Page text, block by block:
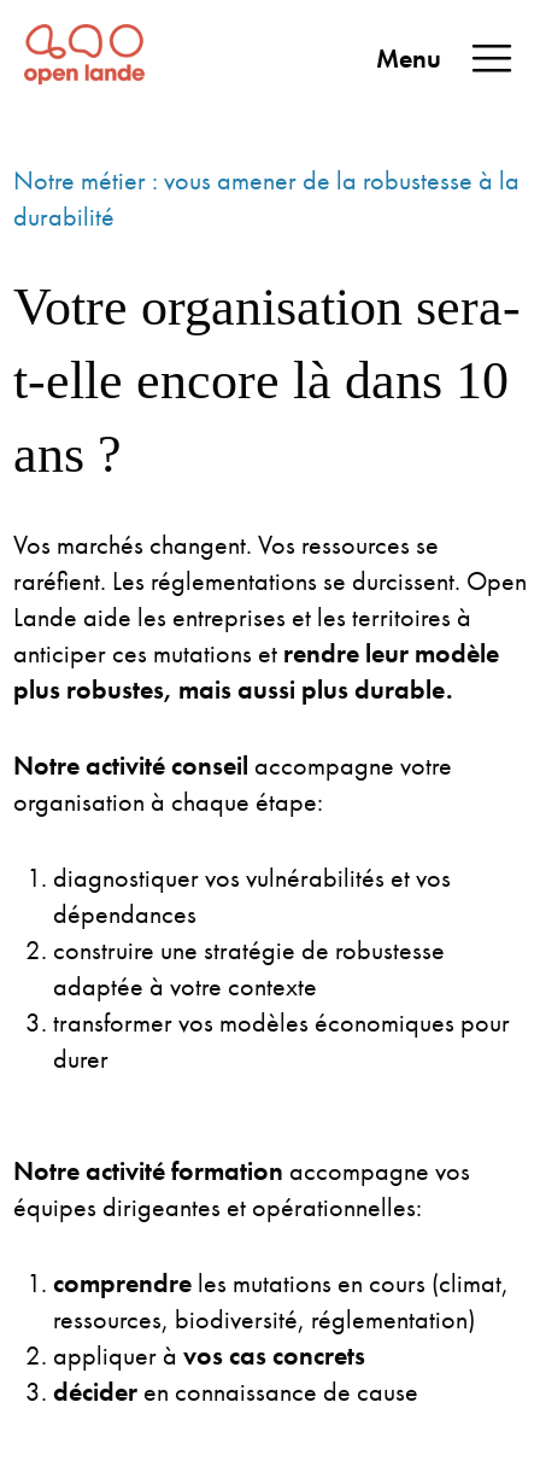
Aller
directement
au
Menu
Notre métier : vous amener de la robustesse à la
durabilité
Votre organisation sera-
t-elle encore là dans 10
ans ?
Vos marchés changent. Vos ressources se
raréfient. Les réglementations se durcissent. Open
Lande aide les entreprises et les territoires à
anticiper ces mutations et rendre leur modèle
plus robustes, mais aussi plus durable.
Notre activité conseil accompagne votre
organisation à chaque étape:
diagnostiquer vos vulnérabilités et vos
dépendances
construire une stratégie de robustesse
adaptée à votre contexte
transformer vos modèles économiques pour
durer
Notre activité formation accompagne vos
équipes dirigeantes et opérationnelles:
comprendre les mutations en cours (climat,
ressources, biodiversité, réglementation)
appliquer à vos cas concrets
décider en connaissance de cause